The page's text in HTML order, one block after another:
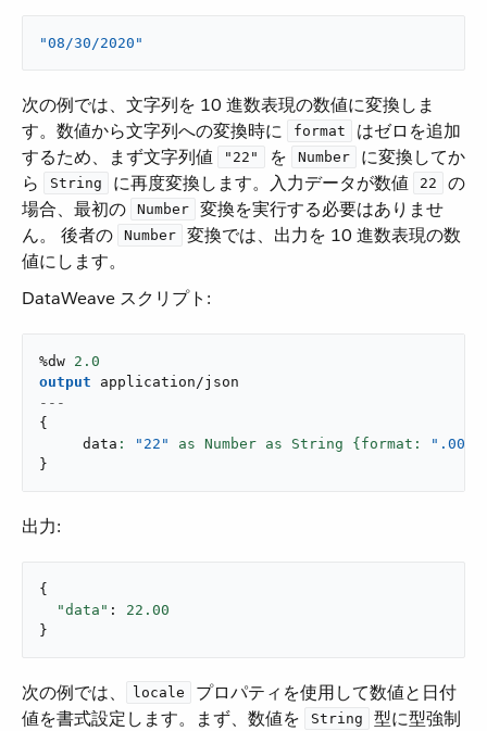
"08/30/2020"
次の例では、文字列を 10 進数表現の数値に変換しま
す。数値から文字列への変換時に ​
format
​ はゼロを追加
するため、まず文字列値 ​
"22" ​ を ​ Number
​ に変換してか
ら ​
String ​ に再度変換します。入力データが数値 ​ 22
​ の
場合、最初の ​
Number
​ 変換を実行する必要はありませ
ん。 後者の ​
Number
​ 変換では、出力を 10 進数表現の数
値にします。
DataWeave スクリプト:
%dw 2.0
output
application/json
---
{
     data
: "22" as Number as String {format: ".00"
}
出力:
{
"data" : 22.00
}
次の例では、​ locale
​ プロパティを使用して数値と日付
値を書式設定します。まず、数値を ​
String
​ 型に型強制